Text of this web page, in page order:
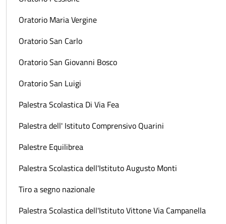
Oratorio Maria Vergine
Oratorio San Carlo
Oratorio San Giovanni Bosco
Oratorio San Luigi
Palestra Scolastica Di Via Fea
Palestra dell' Istituto Comprensivo Quarini
Palestre Equilibrea
Palestra Scolastica dell'Istituto Augusto Monti
Tiro a segno nazionale
Palestra Scolastica dell'Istituto Vittone Via Campanella